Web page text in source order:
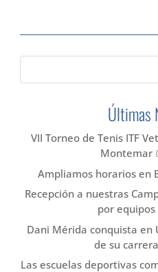
Últimas
VII Torneo de Tenis ITF
Montemar
Ampliamos horarios en
Recepción a nuestras
por equipos
Dani Mérida conquista en
de su carrera
Las escuelas deportivas